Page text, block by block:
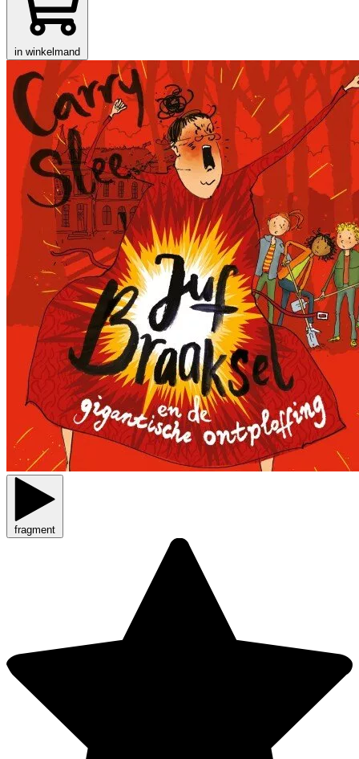
in winkelmand
fragment